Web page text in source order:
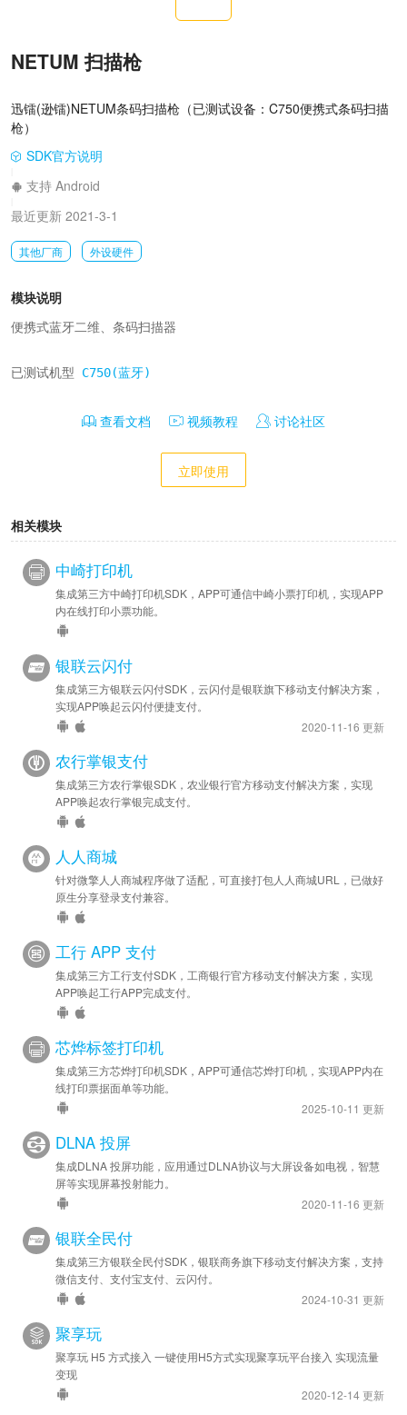
NETUM 扫描枪
迅镭(逊镭)NETUM条码扫描枪（已测试设备：C750便携式条码扫描
枪）
SDK官方说明
支持 Android
最近更新 2021-3-1
其他厂商 外设硬件
模块说明
便携式蓝牙二维、条码扫描器
已测试机型 C750(蓝牙)
查看文档 视频教程 讨论社区
立即使用
相关模块
中崎打印机
集成第三方中崎打印机SDK，APP可通信中崎小票打印机，实现APP
内在线打印小票功能。
银联云闪付
集成第三方银联云闪付SDK，云闪付是银联旗下移动支付解决方案，
实现APP唤起云闪付便捷支付。
2020-11-16 更新
农行掌银支付
集成第三方农行掌银SDK，农业银行官方移动支付解决方案，实现
APP唤起农行掌银完成支付。
人人商城
针对微擎人人商城程序做了适配，可直接打包人人商城URL，已做好
原生分享登录支付兼容。
工行 APP 支付
集成第三方工行支付SDK，工商银行官方移动支付解决方案，实现
APP唤起工行APP完成支付。
芯烨标签打印机
集成第三方芯烨打印机SDK，APP可通信芯烨打印机，实现APP内在
线打印票据面单等功能。
2025-10-11 更新
DLNA 投屏
集成DLNA 投屏功能，应用通过DLNA协议与大屏设备如电视，智慧
屏等实现屏幕投射能力。
2020-11-16 更新
银联全民付
集成第三方银联全民付SDK，银联商务旗下移动支付解决方案，支持
微信支付、支付宝支付、云闪付。
2024-10-31 更新
聚享玩
聚享玩 H5 方式接入 一键使用H5方式实现聚享玩平台接入 实现流量
变现
2020-12-14 更新